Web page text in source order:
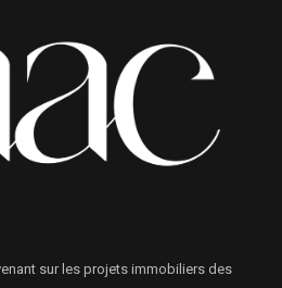
sur les projets immobiliers des